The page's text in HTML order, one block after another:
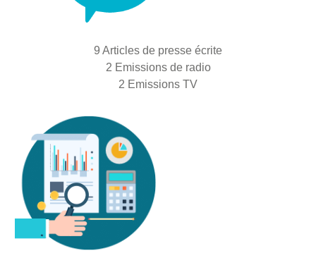
9 Articles de presse écrite
2 Emissions de radio
2 Emissions TV